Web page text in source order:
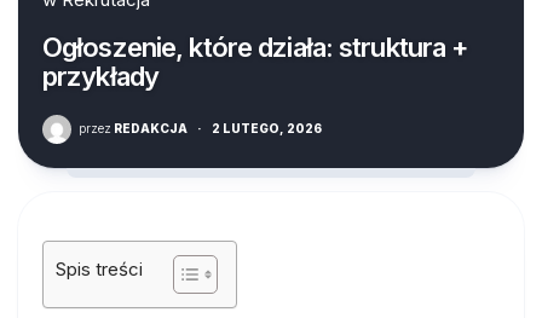
Ogłoszenie, które działa: struktura +
przykłady
przez REDAKCJA · 2 LUTEGO, 2026
Spis treści